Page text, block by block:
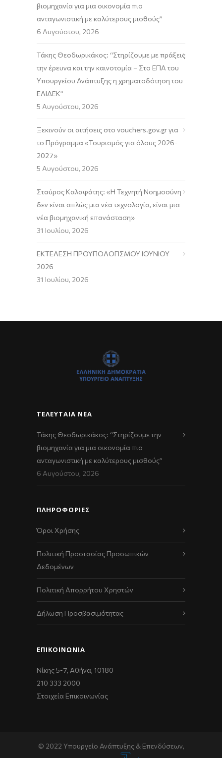
βιομηχανία για μια οικονομία πιο
ανταγωνιστική με καλύτερους μισθούς”
6 Αυγούστου, 2026
Τάκης Θεοδωρικάκος: “Στηρίζουμε με πράξεις
την έρευνα και την καινοτομία – Στο ΕΠΑ του
Υπουργείου Ανάπτυξης η χρηματοδότηση του
ΕΛΙΔΕΚ”
5 Αυγούστου, 2026
Ξεκινούν οι αιτήσεις στο vouchers.gov.gr για
το Πρόγραμμα «Τουρισμός για όλους 2026-
2027»
5 Αυγούστου, 2026
Σταύρος Καλαφάτης: «Η Τεχνητή Νοημοσύνη
δεν είναι απλώς μια νέα τεχνολογία, είναι μια
νέα βιομηχανική επανάσταση»
31 Ιουλίου, 2026
ΕΚΤΕΛΕΣΗ ΠΡΟΥΠΟΛΟΓΙΣΜΟΥ ΙΟΥΝΙΟΥ
2026
31 Ιουλίου, 2026
ΤΕΛΕΥΤΑΊΑ ΝΈΑ
Τάκης Θεοδωρικάκος: “Στηρίζουμε την
βιομηχανία για μια οικονομία πιο
ανταγωνιστική με καλύτερους μισθούς”
6 Αυγούστου, 2026
ΠΛΗΡΟΦΟΡΙΕΣ
Όροι Χρήσης
Πολιτική Προστασίας Προσωπικών
Δεδομένων
Πολιτική Απορρήτου Χρηστών
Δήλωση Προσβασιμότητας
ΕΠΙΚΟΙΝΩΝΊΑ
Νίκης 5-7, Αθήνα, 10180
210 333 2000
Στοιχεία Επικοινωνίας
© 2022 Υπουργείο Ανάπτυξης & Επενδύσεων,